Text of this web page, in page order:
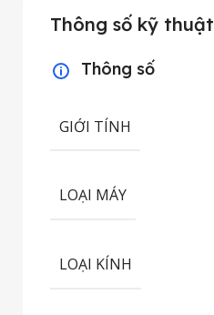
Thông số kỹ thuật
Thông số
GIỚI TÍNH
LOẠI MÁY
LOẠI KÍNH